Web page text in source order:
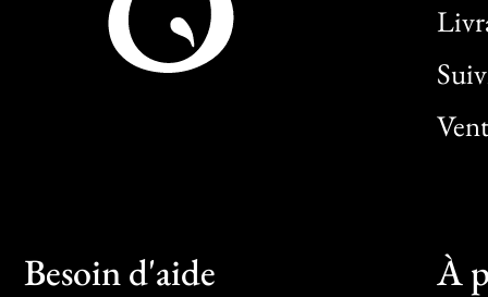
Besoin d'aide À